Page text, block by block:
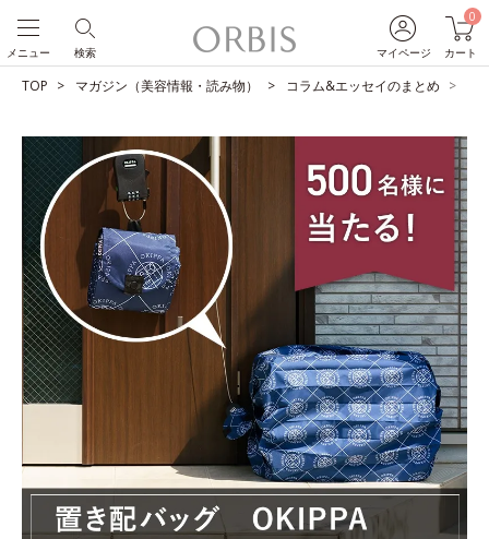
マイページ
0
カート
検索
メニュー
TOP マガジン（美容情報・読み物） コラム&エッセイのまとめ